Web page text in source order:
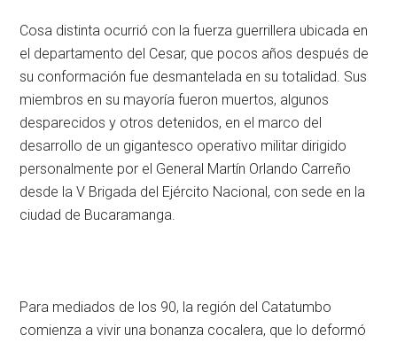
Cosa distinta ocurrió con la fuerza guerrillera ubicada en
el departamento del Cesar, que pocos años después de
su conformación fue desmantelada en su totalidad. Sus
miembros en su mayoría fueron muertos, algunos
desparecidos y otros detenidos, en el marco del
desarrollo de un gigantesco operativo militar dirigido
personalmente por el General Martín Orlando Carreño
desde la V Brigada del Ejército Nacional, con sede en la
ciudad de Bucaramanga.
Para mediados de los 90, la región del Catatumbo
comienza a vivir una bonanza cocalera, que lo deformó